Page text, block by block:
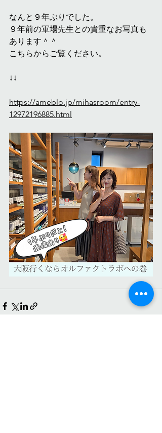
なんと９年ぶりでした。
９年前の軍場先生との貴重なお写真も
あります＾＾
こちらからご覧ください。
↓↓
https://ameblo.jp/mihasroom/entry-
12972196885.html